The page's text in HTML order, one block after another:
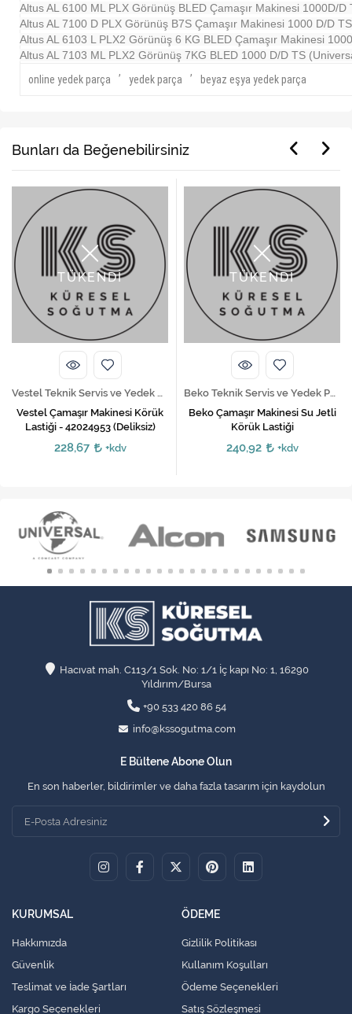
Altus AL 6100 ML PLX Görünüş BLED Çamaşır Makinesi 1000D/D
Altus AL 7100 D PLX Görünüş B7S Çamaşır Makinesi 1000 D/D TS
Altus AL 6103 L PLX2 Görünüş 6 KG BLED Çamaşır Makinesi
Altus AL 7103 ML PLX2 Görünüş 7KG BLED 1000 D/D TS
online yedek parça
,
yedek parça
,
beyaz eşya yedek parça
Bunları da Beğenebilirsiniz
TÜKENDİ
Vestel Teknik Servis ve Yedek Parça Hizmetleri
Vestel Çamaşır Makinesi Körük
Lastiği - 42024953 (Deliksiz)
228,67 +kdv
TÜKENDİ
Beko Teknik Servis ve Yedek Parça Hizmetleri
Beko Çamaşır Makinesi Su Jetli
Körük Lastiği
240,92 +kdv
Hacıvat mah. C113/1 Sok. No: 1/1 İç kapı No: 1, 16290
Yıldırım/Bursa
+90 533 420 86 54
info@kssogutma.com
E Bültene Abone Olun
En son haberler, bildirimler ve daha fazla tasarım için kaydolun
KURUMSAL
Hakkımızda
Güvenlik
Teslimat ve İade Şartları
Kargo Seçenekleri
ÖDEME
Gizlilik Politikası
Kullanım Koşulları
Ödeme Seçenekleri
Satış Sözleşmesi